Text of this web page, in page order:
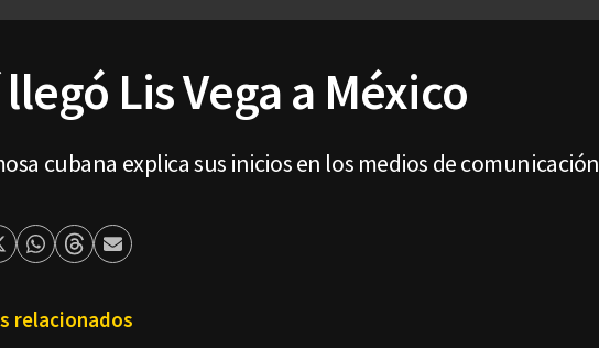
Lis Vega a México
cubana explica sus inicios en los medios de comunicación
Whatsapp
ThreadsEnviar
relacionados